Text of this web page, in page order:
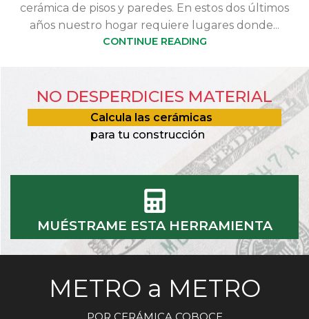
cerámica de pisos y paredes. En estos dos últimos
años nuestro hogar requiere lugares donde...
CONTINUE READING
NO DESPERDICIES MATERIAL
Calcula las cerámicas
para tu construcción
MUÉSTRAME ESTA HERRAMIENTA
METRO a METRO